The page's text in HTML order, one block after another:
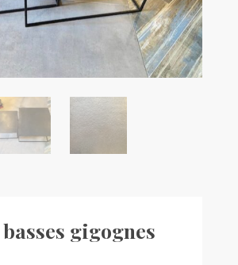
gigognes